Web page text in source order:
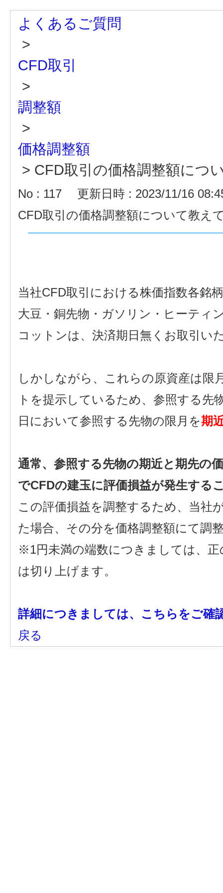
よくあるご質問
>
CFD取引
>
調整額
>
価格調整額
> CFD取引の価格調整額につ
No : 117
更新日時 : 2023/11/16
CFD取引の価格調整額について教え
当社CFD取引における株価指数各銘
大豆・銅先物・ガソリン・ヒーティ
コットンは、決済期日無くお取引い
しかしながら、これらの原資産は限
トを提示しているため、参照する先
日において参照する先物の限月を期
通常、参照する先物の期近と期先の
でCFDの建玉に評価損益が発生する
この評価損益を調整するため、当社
た場合、その分を価格調整額にて調
※1円未満の端数につきましては、
は切り上げます。
詳細につきましては、こちらをご確
戻る